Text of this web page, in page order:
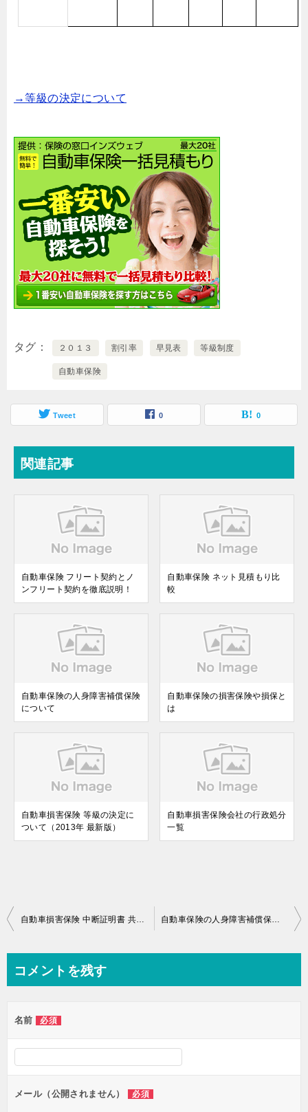
→等級の決定について
タグ ２０１３ 割引率 早見表 等級制度
自動車保険
Tweet 0 0
関連記事
自動車保険 フリート契約とノ
ンフリート契約を徹底説明！
自動車保険 ネット見積もり比
較
自動車保険の人身障害補償保険
について
自動車保険の損害保険や損保と
は
自動車損害保険 等級の決定に
ついて（2013年 最新版）
自動車損害保険会社の行政処分
一覧
投
ビ
ー
シ
ン
自動車損害保険 中断証明書 共有している会社一覧 自動車保険の人身障害補償保険について
コメントを残す
名前 必須
メール（公開されません） 必須